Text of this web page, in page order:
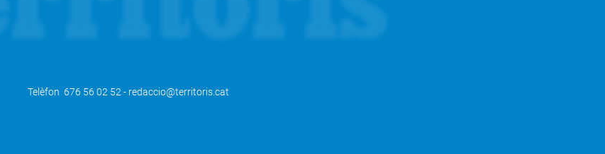
Telèfon 676 56 02 52 - redaccio@territoris.cat